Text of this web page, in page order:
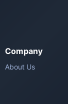
Company
About Us